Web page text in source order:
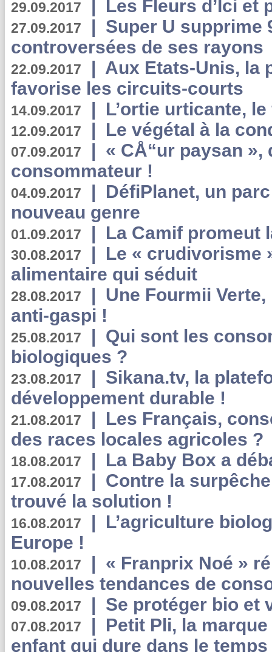
29.09.2017 | Les Fleurs d’Ici et
27.09.2017 | Super U supprime
controversées de ses rayons
22.09.2017 | Aux Etats-Unis, la
favorise les circuits-courts
14.09.2017 | L’ortie urticante,
12.09.2017 | Le végétal à la
07.09.2017 | « CÅ“ur paysan
consommateur !
04.09.2017 | DéfiPlanet, un
nouveau genre
01.09.2017 | La Camif promeut
30.08.2017 | Le « crudivorisme
alimentaire qui séduit
28.08.2017 | Une Fourmii
anti-gaspi !
25.08.2017 | Qui sont les
biologiques ?
23.08.2017 | Sikana.tv, la
développement durable !
21.08.2017 | Les Français,
des races locales agricoles ?
18.08.2017 | La Baby Box a
17.08.2017 | Contre la
trouvé la solution !
16.08.2017 | L’agriculture
Europe !
10.08.2017 | « Franprix Noé »
nouvelles tendances de
09.08.2017 | Se protéger bio et
07.08.2017 | Petit Pli, la
enfant qui dure dans le temps